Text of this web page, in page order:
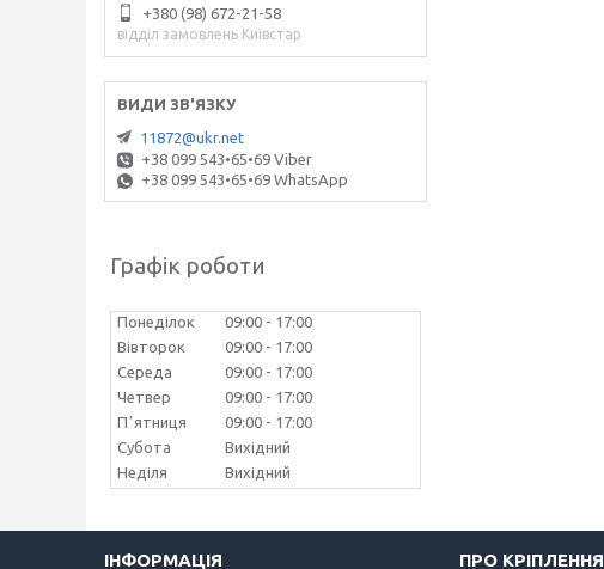
+380 (98) 672-21-58
відділ замовлень Київстар
11872@ukr.net
+38 099 543•65•69 Viber
+38 099 543•65•69 WhatsApp
Графік роботи
Понеділок 09:00
17:00
Вівторок
09:00
17:00
Середа
09:00
17:00
Четвер
09:00
17:00
Пʼятниця
09:00
17:00
Субота
Вихідний
Неділя
Вихідний
ІНФОРМАЦІЯ ПРО КРІПЛЕННЯ